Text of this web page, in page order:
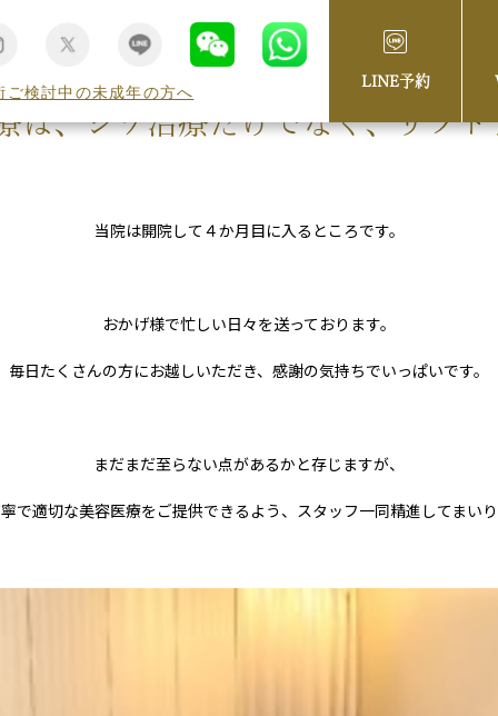
ご検討中の未成年の方へ
LINE予約
は、シワ治療だけでなく、リフ
当院は開院して４か月目に入るところです。
おかげ様で忙しい日々を送っております。
毎日たくさんの方にお越しいただき、感謝の気持ちでいっぱいです。
まだまだ至らない点があるかと存じますが、
で適切な美容医療をご提供できるよう、スタッフ一同精進してまい